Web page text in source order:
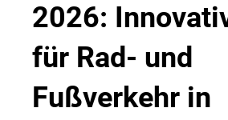
2026:
für Rad- und
Fußverkehr in